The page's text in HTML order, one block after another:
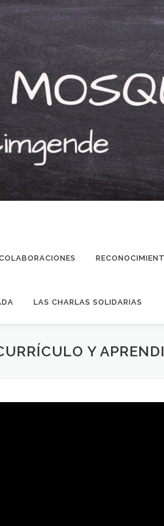
LAS CHARLAS SOLIDARIAS
Y